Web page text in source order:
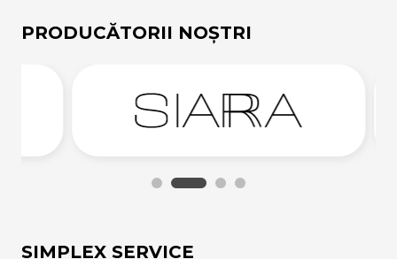
PRODUCĂTORII NOȘTRI
SIMPLEX SERVICE